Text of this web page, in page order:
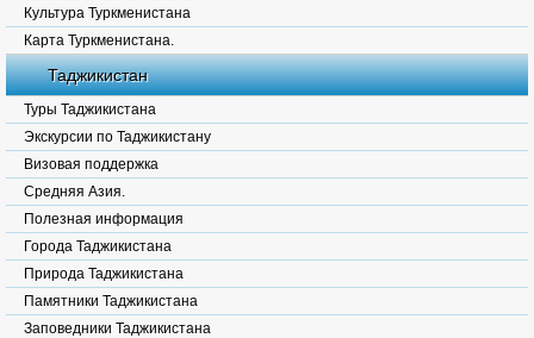
Культура Туркменистана
Карта Туркменистана.
Таджикистан
Туры Таджикистана
Экскурсии по Таджикистану
Визовая поддержка
Средняя Азия.
Полезная информация
Города Таджикистана
Природа Таджикистана
Памятники Таджикистана
Заповедники Таджикистана